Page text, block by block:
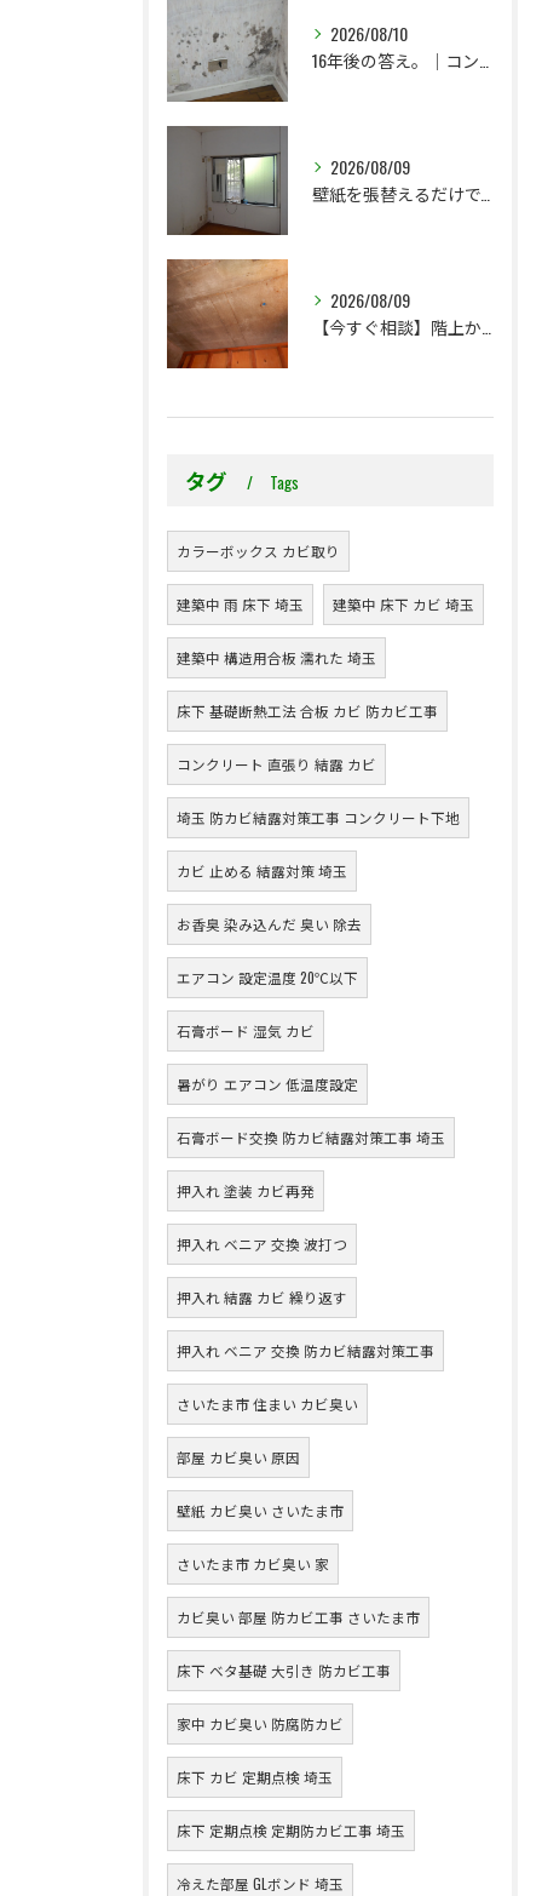
2026/08/10
16年後の答え。｜コンクリート直張り壁紙はどうなったのか？
2026/08/09
壁紙を張替えるだけで、本当に大丈夫ですか？
2026/08/09
【今すぐ相談】階上からのちょっとした水漏れ後の小さな防カビ工事
タグ Tags
カラーボックス カビ取り
建築中 雨 床下 埼玉 建築中 床下 カビ 埼玉
建築中 構造用合板 濡れた 埼玉
床下 基礎断熱工法 合板 カビ 防カビ工事
コンクリート 直張り 結露 カビ
埼玉 防カビ結露対策工事 コンクリート下地
カビ 止める 結露対策 埼玉
お香臭 染み込んだ 臭い 除去
エアコン 設定温度 20℃以下
石膏ボード 湿気 カビ
暑がり エアコン 低温度設定
石膏ボード交換 防カビ結露対策工事 埼玉
押入れ 塗装 カビ再発
押入れ ベニア 交換 波打つ
押入れ 結露 カビ 繰り返す
押入れ ベニア 交換 防カビ結露対策工事
さいたま市 住まい カビ臭い
部屋 カビ臭い 原因
壁紙 カビ臭い さいたま市
さいたま市 カビ臭い 家
カビ臭い 部屋 防カビ工事 さいたま市
床下 ベタ基礎 大引き 防カビ工事
家中 カビ臭い 防腐防カビ
床下 カビ 定期点検 埼玉
床下 定期点検 定期防カビ工事 埼玉
冷えた部屋 GLボンド 埼玉